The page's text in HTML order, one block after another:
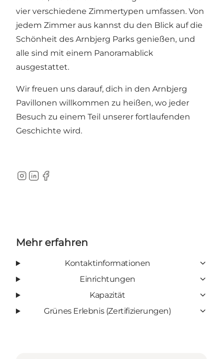
vier verschiedene Zimmertypen umfassen. Von
jedem Zimmer aus kannst du den Blick auf die
Schönheit des Arnbjerg Parks genießen, und
alle sind mit einem Panoramablick
ausgestattet.
Wir freuen uns darauf, dich in den Arnbjerg
Pavillonen willkommen zu heißen, wo jeder
Besuch zu einem Teil unserer fortlaufenden
Geschichte wird.
Instagram
LinkedInFacebook
Mehr erfahren
Kontaktinformationen
Einrichtungen
Kapazität
Grünes Erlebnis (Zertifizierungen)